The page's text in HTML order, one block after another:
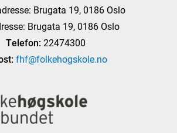
Brugata 19, 0186 Oslo
Brugata 19, 0186 Oslo
Telefon: 22474300
fhf@folkehogskole.no